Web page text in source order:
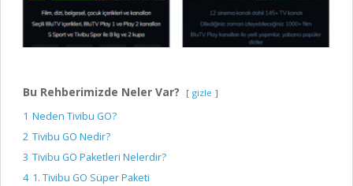
Bu Rehberimizde Neler Var? gizle
1 Neden Tivibu GO?
2 Tivibu GO Nedir?
3 Tivibu GO Paketleri Nelerdir?
4 1. Tivibu GO Süper Paketi